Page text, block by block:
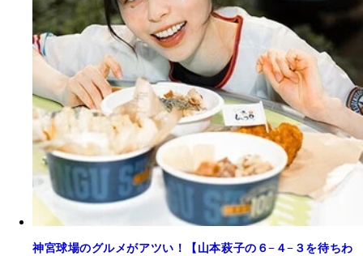
神宮球場のグルメがアツい！【山本萩子の６−４−３を待ちわ